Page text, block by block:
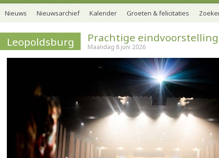
Nieuws Nieuwsarchief Kalender Groeten & felicitaties
Leopoldsburg Prachtige
Maandag 8 juni 2026